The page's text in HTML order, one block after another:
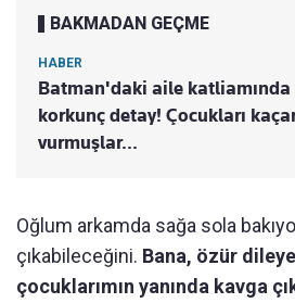
BAKMADAN GEÇME
HABER
Batman'daki aile katliamında
korkunç detay! Çocukları
vurmuşlar...
Oğlum arkamda sağa sola
çıkabileceğini. Bana, özür
çocuklarımın yanında kavga